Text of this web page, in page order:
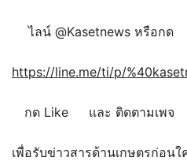
ไลน์ @Kasetnews หรือกด
https://line.me/ti/p/
กด Like และ ติดตามเพจ
เพื่อรับข่าวสารด้านเกษตรก่อน